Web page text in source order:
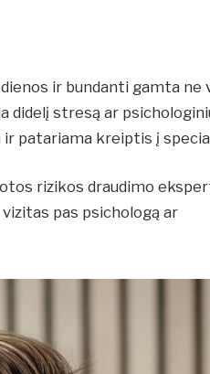
ir bundanti gamta ne
didelį stresą ar
patariama kreiptis į
rizikos draudimo
pas psichologą ar